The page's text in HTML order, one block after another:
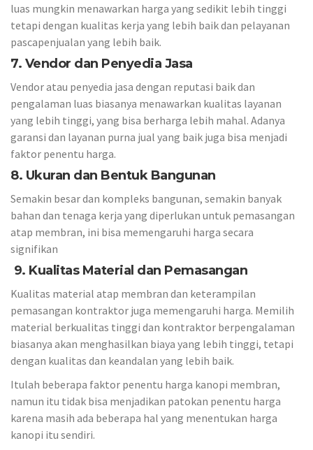
luas mungkin menawarkan harga yang sedikit lebih tinggi
tetapi dengan kualitas kerja yang lebih baik dan pelayanan
pascapenjualan yang lebih baik.
7. Vendor dan Penyedia Jasa
Vendor atau penyedia jasa dengan reputasi baik dan
pengalaman luas biasanya menawarkan kualitas layanan
yang lebih tinggi, yang bisa berharga lebih mahal. Adanya
garansi dan layanan purna jual yang baik juga bisa menjadi
faktor penentu harga.
8. Ukuran dan Bentuk Bangunan
Semakin besar dan kompleks bangunan, semakin banyak
bahan dan tenaga kerja yang diperlukan untuk pemasangan
atap membran, ini bisa memengaruhi harga secara
signifikan
9. Kualitas Material dan Pemasangan
Kualitas material atap membran dan keterampilan
pemasangan kontraktor juga memengaruhi harga. Memilih
material berkualitas tinggi dan kontraktor berpengalaman
biasanya akan menghasilkan biaya yang lebih tinggi, tetapi
dengan kualitas dan keandalan yang lebih baik.
Itulah beberapa faktor penentu harga kanopi membran,
namun itu tidak bisa menjadikan patokan penentu harga
karena masih ada beberapa hal yang menentukan harga
kanopi itu sendiri.